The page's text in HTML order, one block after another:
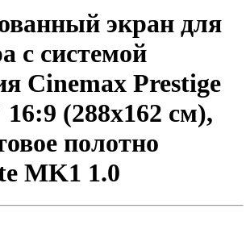
экран для
с системой
Cinemax Prestige
(288x162 см),
полотно
MK1 1.0